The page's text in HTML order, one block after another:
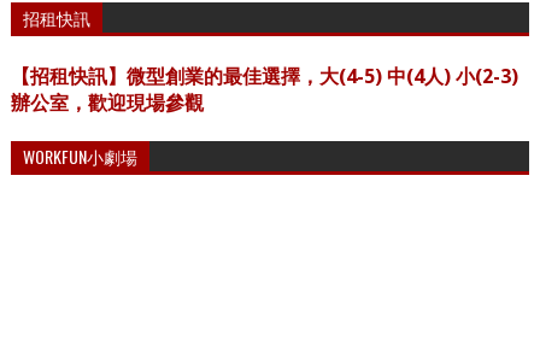
招租快訊
【招租快訊】微型創業的最佳選擇，大(4-5) 中(4人) 小(2-3)
辦公室，歡迎現場參觀
WORKFUN小劇場